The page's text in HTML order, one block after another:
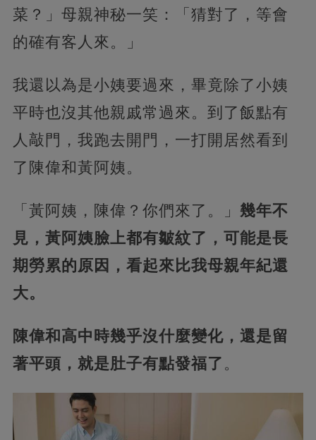
菜？」母親神秘一笑：「猜對了，等會
的確有客人來。」
我還以為是小姨要過來，畢竟除了小姨
平時也沒其他親戚常過來。到了飯點有
人敲門，我跑去開門，一打開居然看到
了陳偉和黃阿姨。
「黃阿姨，陳偉？你們來了。」 幾年不
見，黃阿姨臉上都有皺紋了，可能是長
期勞累的原因，看起來比我母親年紀還
大。
陳偉和高中時幾乎沒什麼變化，還是留
著平頭，就是肚子有點發福了 。